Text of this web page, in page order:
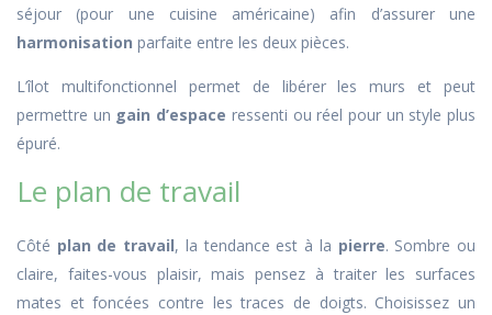
séjour (pour une cuisine américaine) afin d’assurer une
harmonisation parfaite entre les deux pièces.
L’îlot multifonctionnel permet de libérer les murs et peut
permettre un gain d’espace ressenti ou réel pour un style plus
épuré.
Le plan de travail
Côté plan de travail, la tendance est à la pierre. Sombre ou
claire, faites-vous plaisir, mais pensez à traiter les surfaces
mates et foncées contre les traces de doigts. Choisissez un